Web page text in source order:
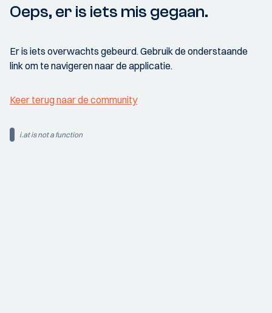
Oeps, er is iets mis gegaan.
Er is iets overwachts gebeurd. Gebruik de onderstaande
link om te navigeren naar de applicatie.
Keer terug naar de community
i.at is not a function